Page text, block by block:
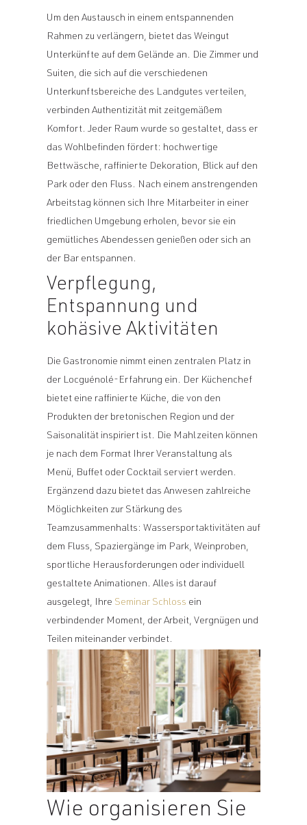
Um den Austausch in einem entspannenden
Rahmen zu verlängern, bietet das Weingut
Unterkünfte auf dem Gelände an. Die Zimmer und
Suiten, die sich auf die verschiedenen
Unterkunftsbereiche des Landgutes verteilen,
verbinden Authentizität mit zeitgemäßem
Komfort. Jeder Raum wurde so gestaltet, dass er
das Wohlbefinden fördert: hochwertige
Bettwäsche, raffinierte Dekoration, Blick auf den
Park oder den Fluss. Nach einem anstrengenden
Arbeitstag können sich Ihre Mitarbeiter in einer
friedlichen Umgebung erholen, bevor sie ein
gemütliches Abendessen genießen oder sich an
der Bar entspannen.
Verpflegung,
Entspannung und
kohäsive Aktivitäten
Die Gastronomie nimmt einen zentralen Platz in
der Locguénolé-Erfahrung ein. Der Küchenchef
bietet eine raffinierte Küche, die von den
Produkten der bretonischen Region und der
Saisonalität inspiriert ist. Die Mahlzeiten können
je nach dem Format Ihrer Veranstaltung als
Menü, Buffet oder Cocktail serviert werden.
Ergänzend dazu bietet das Anwesen zahlreiche
Möglichkeiten zur Stärkung des
Teamzusammenhalts: Wassersportaktivitäten auf
dem Fluss, Spaziergänge im Park, Weinproben,
sportliche Herausforderungen oder individuell
gestaltete Animationen. Alles ist darauf
ausgelegt, Ihre Seminar Schloss ein
verbindender Moment, der Arbeit, Vergnügen und
Teilen miteinander verbindet.
Wie organisieren Sie